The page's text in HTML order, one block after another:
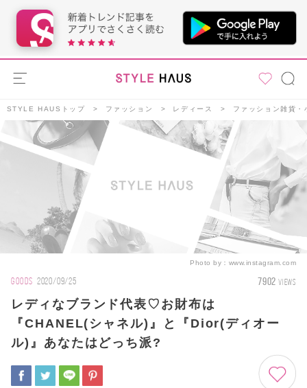
STYLE HAUSトップ ファッション レディース ファッション雑貨・
Photo by： www.instagram.com
GOODS 2020/09/25 7902 VIEWS
レディなブランド代表♡お財布は
『CHANEL(シャネル)』と『Dior(ディオー
ル)』あなたはどっち派?